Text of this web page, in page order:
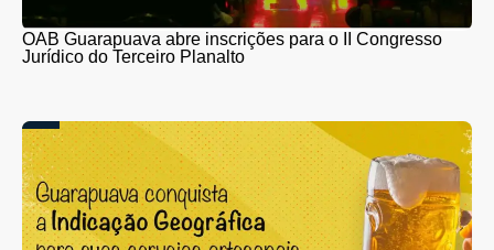
OAB Guarapuava abre inscrições para o II Congresso
Jurídico do Terceiro Planalto